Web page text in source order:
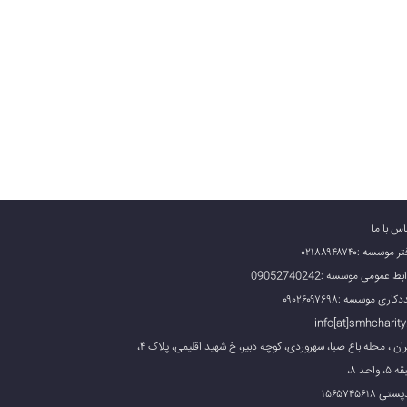
با ما
موسسه :۰۲۱۸۸۹۴۸۷۴۰
عمومی موسسه :09052740242
موسسه :۰۹۰۲۶۰۹۷۶۹۸
تهران ، محله باغ صبا، سهروردی، کوچه دبیر، خ شهید اقلیمی، پلاک ۴،
۸،
۱۵۶۵۷۴۵۶۱۸